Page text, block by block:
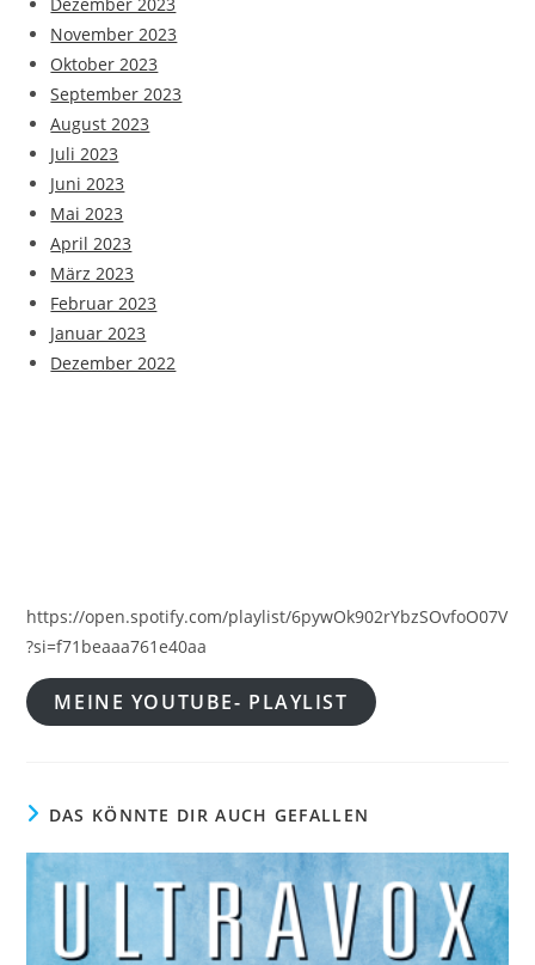
November 2023
Oktober 2023
September 2023
August 2023
Juli 2023
Juni 2023
Mai 2023
April 2023
März 2023
Februar 2023
Januar 2023
Dezember 2022
https://open.spotify.com/playlist/6pywOk902rYbzSOvfoO07V
?si=f71beaaa761e40aa
MEINE YOUTUBE- PLAYLIST
DAS KÖNNTE DIR AUCH GEFALLEN